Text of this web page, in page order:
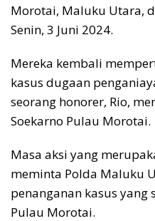
Morotai, Maluku Utara,
Senin, 3 Juni 2024.
Mereka kembali
kasus dugaan
seorang honorer, Rio,
Soekarno Pulau Morotai.
Masa aksi yang
meminta Polda Maluku
penanganan kasus yang
Pulau Morotai.